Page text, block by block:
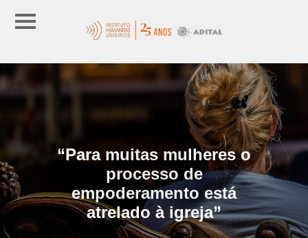
“Para muitas mulheres o
processo de
empoderamento está
atrelado à igreja”